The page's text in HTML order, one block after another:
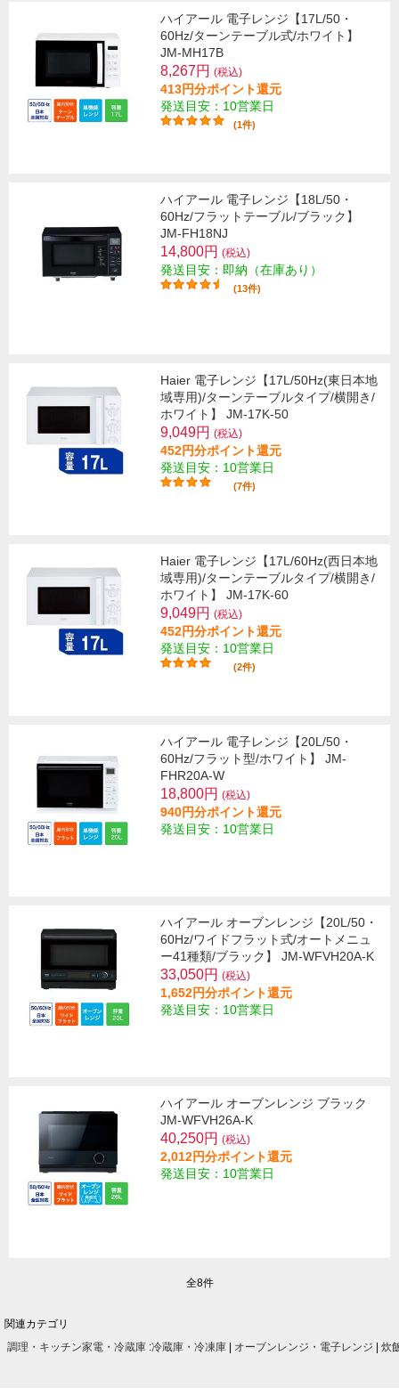
ハイアール 電子レンジ【17L/50・
60Hz/ターンテーブル式/ホワイト】
JM-MH17B
8,267円 (税込)
413円分ポイント還元
発送目安：10営業日
(1件)
ハイアール 電子レンジ【18L/50・
60Hz/フラットテーブル/ブラック】
JM-FH18NJ
14,800円 (税込)
発送目安：即納（在庫あり）
(13件)
Haier 電子レンジ【17L/50Hz(東日本地
域専用)/ターンテーブルタイプ/横開き/
ホワイト】 JM-17K-50
9,049円 (税込)
452円分ポイント還元
発送目安：10営業日
(7件)
Haier 電子レンジ【17L/60Hz(西日本地
域専用)/ターンテーブルタイプ/横開き/
ホワイト】 JM-17K-60
9,049円 (税込)
452円分ポイント還元
発送目安：10営業日
(2件)
ハイアール 電子レンジ【20L/50・
60Hz/フラット型/ホワイト】 JM-
FHR20A-W
18,800円 (税込)
940円分ポイント還元
発送目安：10営業日
ハイアール オーブンレンジ【20L/50・
60Hz/ワイドフラット式/オートメニュ
ー41種類/ブラック】 JM-WFVH20A-K
33,050円 (税込)
1,652円分ポイント還元
発送目安：10営業日
ハイアール オーブンレンジ ブラック
JM-WFVH26A-K
40,250円 (税込)
2,012円分ポイント還元
発送目安：10営業日
全8件
関連カテゴリ
調理・キッチン家電・冷蔵庫 :冷蔵庫・冷凍庫 | オーブンレンジ・電子レンジ | 炊